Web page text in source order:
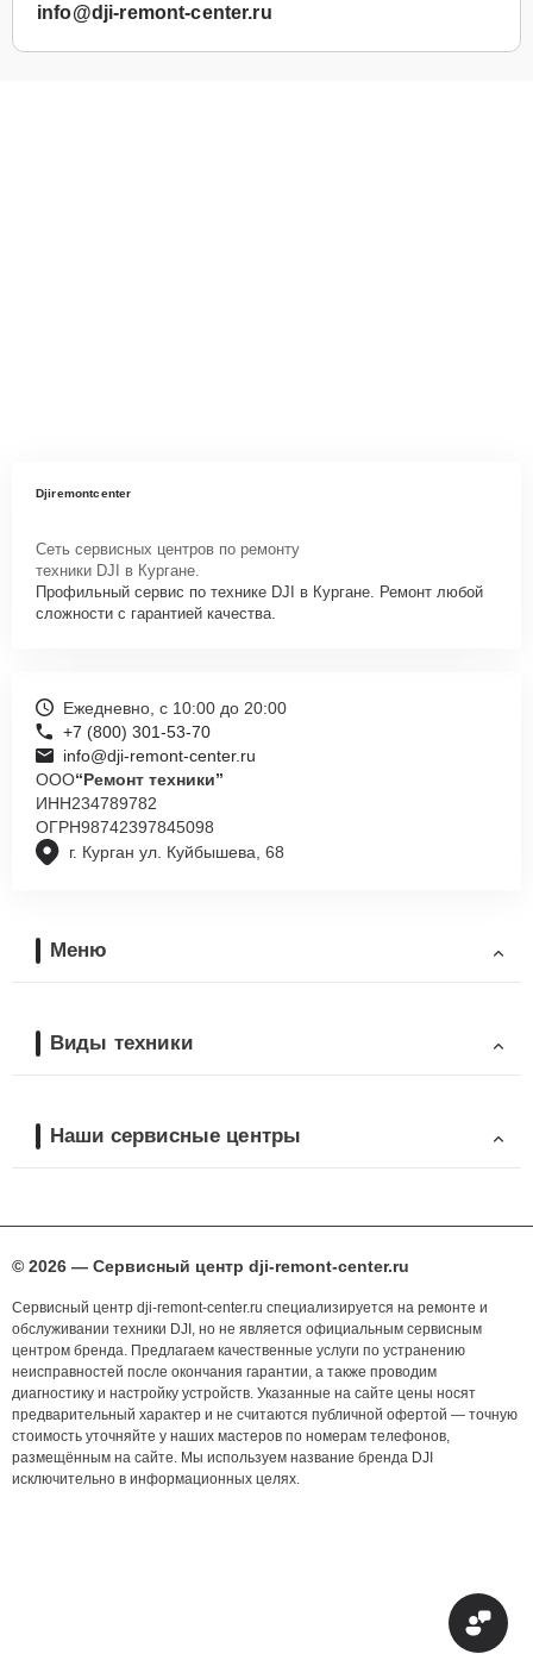
info@dji-remont-center.ru
Djiremontcenter
Сеть сервисных центров по ремонту
техники DJI в Кургане.
Профильный сервис по технике DJI в Кургане. Ремонт любой
сложности с гарантией качества.
г. Курган ул. Куйбышева, 68
Ежедневно, с 10:00 до 20:00
+7 (800) 301-53-70
info@dji-remont-center.ru
ООО“Ремонт техники”
ИНН234789782
ОГРН98742397845098
Меню
Виды техники
Наши сервисные центры
© 2026 — Сервисный центр dji-remont-center.ru
Сервисный центр dji-remont-center.ru специализируется на ремонте и
обслуживании техники DJI, но не является официальным сервисным
центром бренда. Предлагаем качественные услуги по устранению
неисправностей после окончания гарантии, а также проводим
диагностику и настройку устройств. Указанные на сайте цены носят
предварительный характер и не считаются публичной офертой — точную
стоимость уточняйте у наших мастеров по номерам телефонов,
размещённым на сайте. Мы используем название бренда DJI
исключительно в информационных целях.